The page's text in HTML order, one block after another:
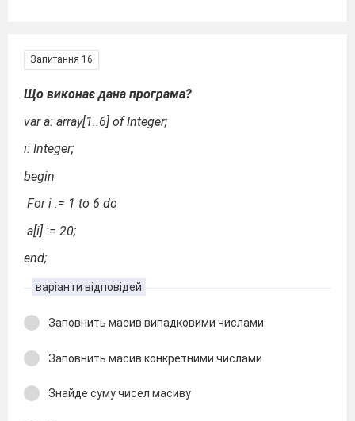
Запитання 16
Що виконає дана програма?
var a: array[1..6] of Integer;
і: Integer;
begin
For і := 1 to 6 do
a[i] := 20;
end;
варіанти відповідей
Заповнить масив випадковими числами
Заповнить масив конкретними числами
Знайде суму чисел масиву